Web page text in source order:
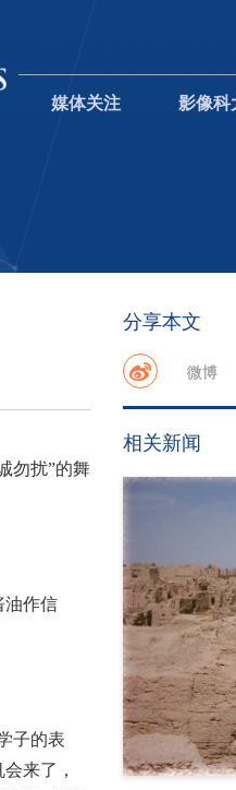
媒体关注 影像科
勿扰”的舞
油作信
子的表
来了，
分享本文
微博
相关新闻